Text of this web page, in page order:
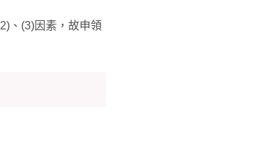
、(3)因素，故申領